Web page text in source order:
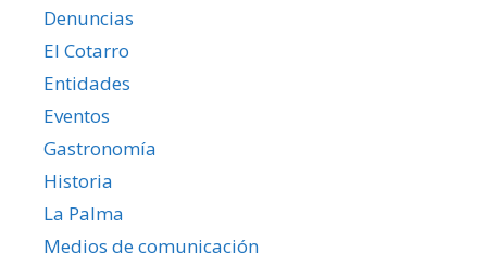
Denuncias
El Cotarro
Entidades
Eventos
Gastronomía
Historia
La Palma
Medios de comunicación